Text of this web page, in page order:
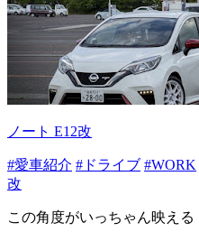
ノート E12改
#愛車紹介 #ドライブ #WORK
改
この角度がいっちゃん映える